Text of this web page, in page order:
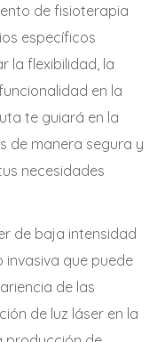
de fisioterapia
específicos
la flexibilidad, la
en la
te guiará en la
de manera segura y
necesidades
de baja intensidad
que puede
de las
de luz láser en la